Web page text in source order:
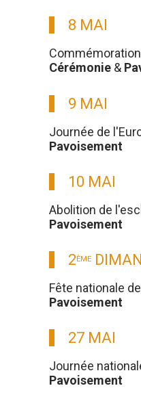
8 MAI
Cérémonie &
9 MAI
Journée de
Pavoisement
10 MAI
Abolition de
Pavoisement
2ÈME
Fête nationale
Pavoisement
27 MAI
Journée
Pavoisement